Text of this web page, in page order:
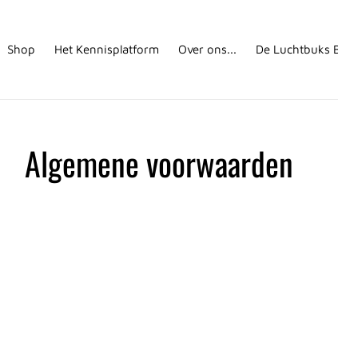
Shop Het Kennisplatform Over ons... De Luchtbuks
Algemene voorwaarden